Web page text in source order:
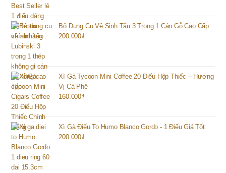
Bộ Dụng Cụ Vệ Sinh Tẩu 3 Trong 1 Cán Gỗ Cao Cấp
200.000₫
Xì Gà Tycoon Mini Coffee 20 Điếu Hộp Thiếc – Hương
Vị Cà Phê
160.000₫
Xì Gà Điếu To Humo Blanco Gordo - 1 Điếu Giá Tốt
200.000₫